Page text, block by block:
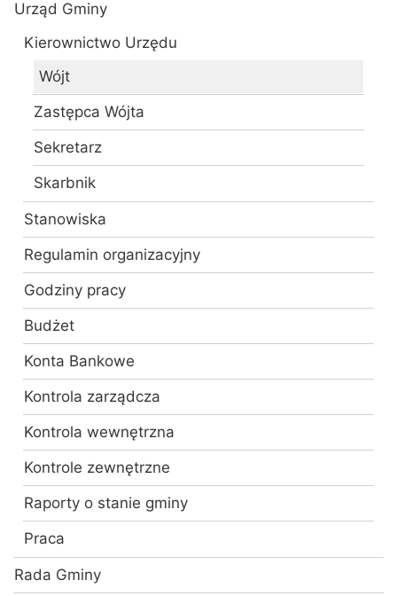
Urząd Gminy
Kierownictwo Urzędu
Wójt
Zastępca Wójta
Sekretarz
Skarbnik
Stanowiska
Regulamin organizacyjny
Godziny pracy
Budżet
Konta Bankowe
Kontrola zarządcza
Kontrola wewnętrzna
Kontrole zewnętrzne
Raporty o stanie gminy
Praca
Rada Gminy